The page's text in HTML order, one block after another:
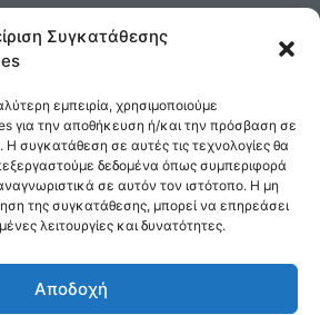
Συγκατάθεσης
εμπειρία, χρησιμοποιούμε
για την αποθήκευση ή/και την πρόσβαση σε
συγκατάθεση σε αυτές τις τεχνολογίες θα
δεδομένα όπως συμπεριφορά
σε αυτόν τον ιστότοπο. Η μη
της συγκατάθεσης, μπορεί να επηρεάσει
λειτουργίες και δυνατότητες.
Αποδοχή
Προϊόντα
& Πολιτική Επιστροφών
Τρόποι Πληρωμής
ΕΠΙΚΟΙΝΩΝΙΑ
9575358, Fax : 210 9585103
Αρ. ΓΕΜΗ: 5809301000